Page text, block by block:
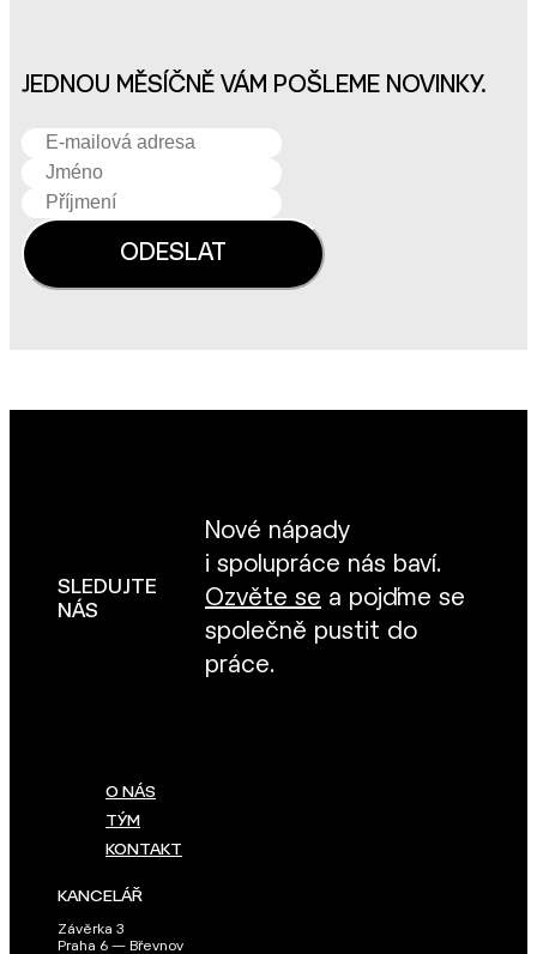
JEDNOU MĚSÍČNĚ VÁM POŠLEME NOVINKY.
SLEDUJTE
NÁS
Nové nápady
i spolupráce nás baví.
Ozvěte se a pojďme se
společně pustit do
práce.
O NÁS
TÝM
KONTAKT
KANCELÁŘ
Závěrka 3
Praha 6 — Břevnov